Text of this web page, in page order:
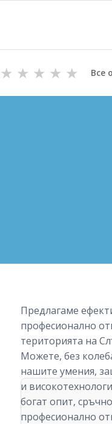
★
★
★
★
★ Все
Предлагаме
професионално
територията на
Можете, без
нашите умения,
и
богат опит,
професионално